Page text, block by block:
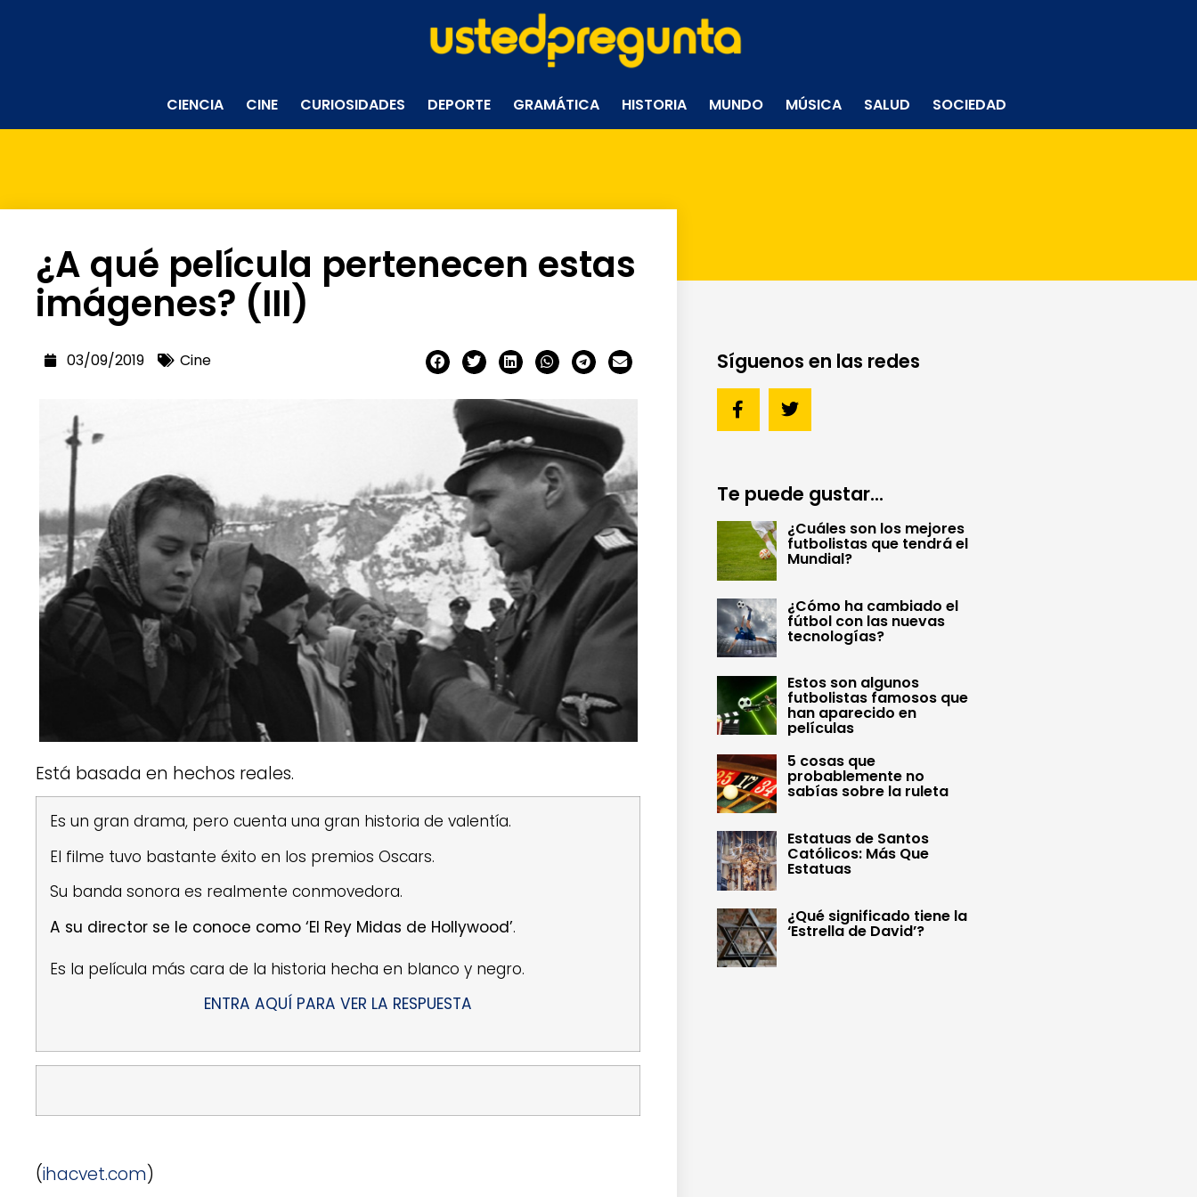
CIENCIA CINE CURIOSIDADES DEPORTE GRAMÁTICA HISTORIA MUNDO MÚSICA SALUD SOCIEDAD
¿A qué película pertenecen estas
imágenes? (III)
03/09/2019 Cine
Está basada en hechos reales.
Es un gran drama, pero cuenta una gran historia de valentía.
El filme tuvo bastante éxito en los premios Oscars.
Su banda sonora es realmente conmovedora.
A su director se le conoce como ‘El Rey Midas de Hollywood’.
Es la película más cara de la historia hecha en blanco y negro.
ENTRA AQUÍ PARA VER LA RESPUESTA
(ihacvet.com)
Síguenos en las redes
Te puede gustar...
¿Cuáles son los mejores
futbolistas que tendrá el
Mundial?
¿Cómo ha cambiado el
fútbol con las nuevas
tecnologías?
Estos son algunos
futbolistas famosos que
han aparecido en
películas
5 cosas que
probablemente no
sabías sobre la ruleta
Estatuas de Santos
Católicos: Más Que
Estatuas
¿Qué significado tiene la
‘Estrella de David’?